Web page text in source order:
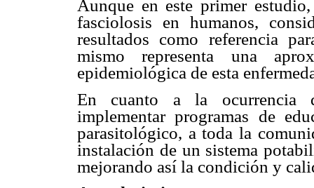
Aunque en este primer
fasciolosis en humanos,
resultados como referencia
mismo representa una
epidemiológica de esta
En cuanto a la ocurrencia
implementar programas de
parasitológico, a toda la
instalación de un sistema
mejorando así la condición y